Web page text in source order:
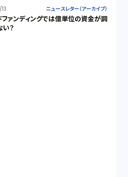
ニュースレター（アーカイブ）
ファンディングでは億単位の資金が調
い？